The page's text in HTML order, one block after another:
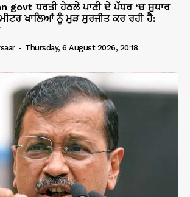
govt ਧਰਤੀ ਹੇਠਲੇ ਪਾਣੀ ਦੇ ਪੱਧਰ ‘ਚ ਸੁਧਾਰ
ਖਾਲਿਆਂ ਨੂੰ ਮੁੜ ਸੁਰਜੀਤ ਕਰ ਰਹੀ ਹੈ:
- Thursday, 6 August 2026, 20:18